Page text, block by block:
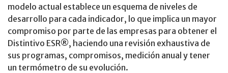
modelo actual establece un esquema de niveles de
desarrollo para cada indicador, lo que implica un mayor
compromiso por parte de las empresas para obtener el
Distintivo ESR®, haciendo una revisión exhaustiva de
sus programas, compromisos, medición anual y tener
un termómetro de su evolución.